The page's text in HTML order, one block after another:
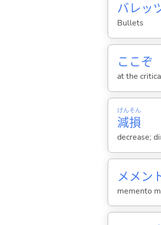
バレッ
Bullets
ここぞ
at the
減
げん
損
そん
decrease;
メメン
memento